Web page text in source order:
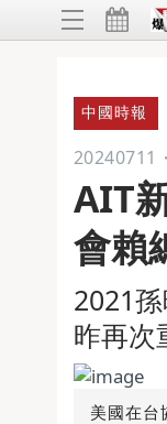
中國時報
20240711 ・
AIT
會賴
2021
昨再次
美國在台